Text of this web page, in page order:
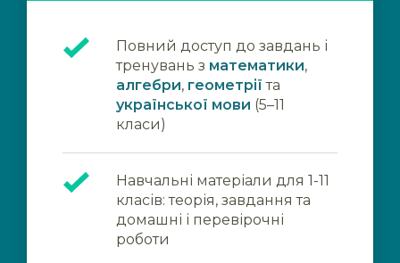
Повний доступ до завдань і
тренувань з математики,
алгебри, геометрії та
української мови (5–11
класи)
Навчальні матеріали для 1-11
класів: теорія, завдання та
домашні і перевірочні
роботи